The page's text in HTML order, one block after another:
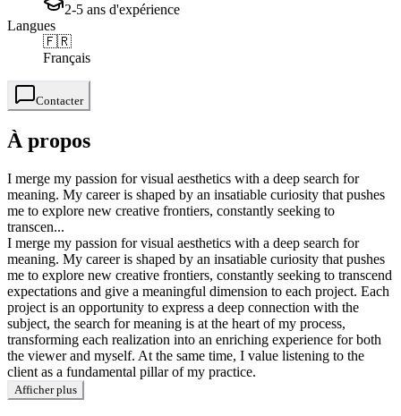
2-5 ans d'expérience
Langues
🇫🇷
Français
Contacter
À propos
I merge my passion for visual aesthetics with a deep search for
meaning. My career is shaped by an insatiable curiosity that pushes
me to explore new creative frontiers, constantly seeking to
transcen...
I merge my passion for visual aesthetics with a deep search for
meaning. My career is shaped by an insatiable curiosity that pushes
me to explore new creative frontiers, constantly seeking to transcend
expectations and give a meaningful dimension to each project. Each
project is an opportunity to express a deep connection with the
subject, the search for meaning is at the heart of my process,
transforming each realization into an enriching experience for both
the viewer and myself. At the same time, I value listening to the
client as a fundamental pillar of my practice.
Afficher plus